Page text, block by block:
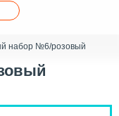
набор №6/розовый